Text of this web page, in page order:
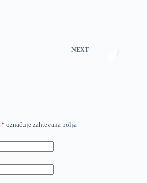
NEXT
* označuje zahtevana polja